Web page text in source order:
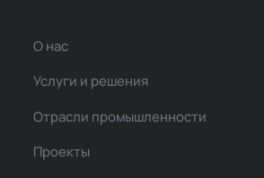
О нас
Услуги и решения
Отрасли промышленности
Проекты